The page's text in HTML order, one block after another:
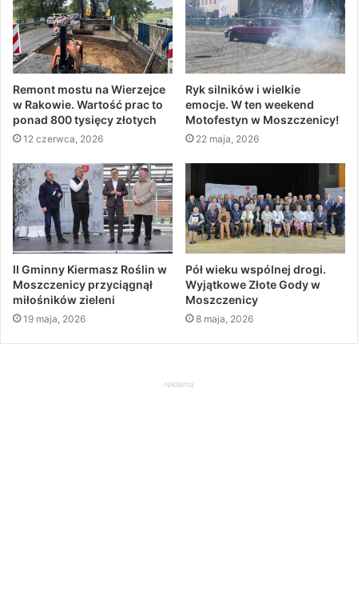
Remont mostu na Wierzejce
w Rakowie. Wartość prac to
ponad 800 tysięcy złotych
12 czerwca, 2026
Ryk silników i wielkie
emocje. W ten weekend
Motofestyn w Moszczenicy!
22 maja, 2026
II Gminny Kiermasz Roślin w
Moszczenicy przyciągnął
miłośników zieleni
19 maja, 2026
Pół wieku wspólnej drogi.
Wyjątkowe Złote Gody w
Moszczenicy
8 maja, 2026
reklama